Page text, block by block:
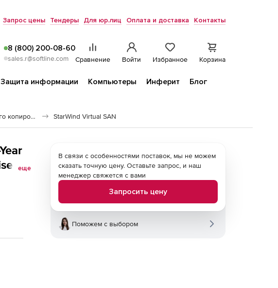
Запрос цены Тендеры Для юр.лиц Оплата и доставка Контакты
8 (800) 200-08-60
sales.r@softline.com Сравнение Войти Избранное Корзина
Защита информации Компьютеры Инферит
Блог
Программное обеспечение для резервного копирования StarWind Virtual SAN
еще
В связи с особенностями поставок, мы не можем
сказать точную цену. Оставьте запрос, и наш
менеджер свяжется с вами
Запросить цену
Поможем с выбором